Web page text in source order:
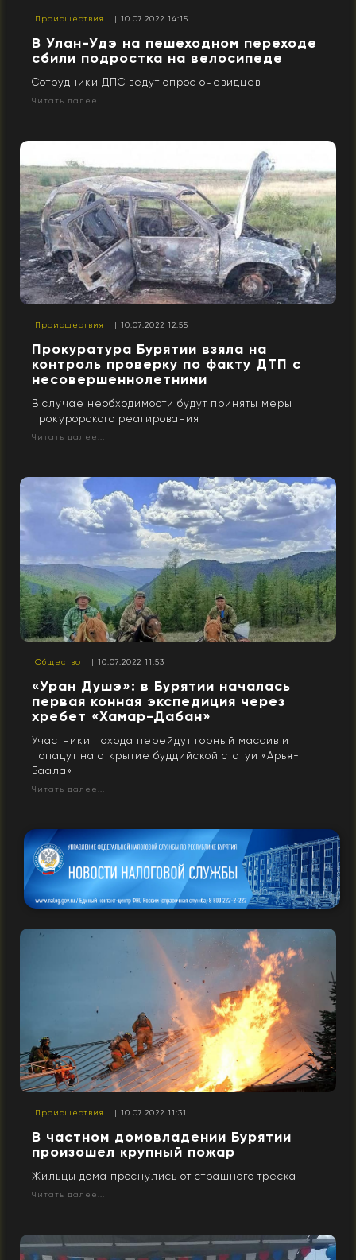
Происшествия | 10.07.2022 14:15
В Улан-Удэ на пешеходном переходе
сбили подростка на велосипеде
Сотрудники ДПС ведут опрос очевидцев
Читать далее...
Происшествия | 10.07.2022 12:55
Прокуратура Бурятии взяла на
контроль проверку по факту ДТП с
несовершеннолетними
В случае необходимости будут приняты меры
прокурорского реагирования
Читать далее...
Общество | 10.07.2022 11:53
«Уран Душэ»: в Бурятии началась
первая конная экспедиция через
хребет «Хамар-Дабан»
Участники похода перейдут горный массив и
попадут на открытие буддийской статуи «Арья-
Баала»
Читать далее...
Происшествия | 10.07.2022 11:31
В частном домовладении Бурятии
произошел крупный пожар
Жильцы дома проснулись от страшного треска
Читать далее...